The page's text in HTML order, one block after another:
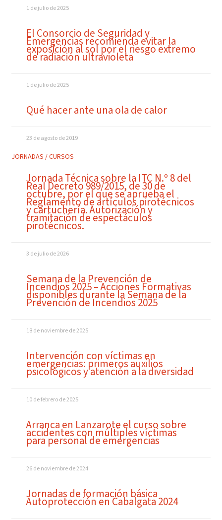
1 de julio de 2025
El Consorcio de Seguridad y
Emergencias recomienda evitar la
exposición al sol por el riesgo extremo
de radiación ultravioleta
1 de julio de 2025
Qué hacer ante una ola de calor
23 de agosto de 2019
JORNADAS / CURSOS
Jornada Técnica sobre la ITC N.º 8 del
Real Decreto 989/2015, de 30 de
octubre, por el que se aprueba el
Reglamento de artículos pirotécnicos
y cartuchería. Autorización y
tramitación de espectáculos
pirotécnicos.
3 de julio de 2026
Semana de la Prevención de
Incendios 2025 – Acciones Formativas
disponibles durante la Semana de la
Prevención de Incendios 2025
18 de noviembre de 2025
Intervención con víctimas en
emergencias: primeros auxilios
psicológicos y atención a la diversidad
10 de febrero de 2025
Arranca en Lanzarote el curso sobre
accidentes con múltiples víctimas
para personal de emergencias
26 de noviembre de 2024
Jornadas de formación básica
Autoprotección en Cabalgata 2024